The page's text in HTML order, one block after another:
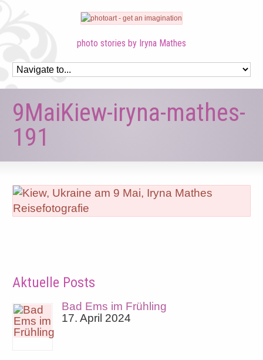
photo stories by Iryna Mathes
9MaiKiew-iryna-mathes-
191
Aktuelle Posts
Bad Ems im Frühling
17. April 2024